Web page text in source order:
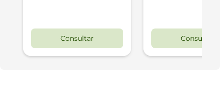
Consultar Consultar